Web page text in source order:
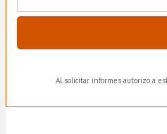
Al solicitar informes autorizo a